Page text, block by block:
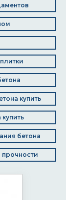
купить
бетона